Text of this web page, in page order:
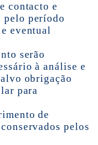
contacto e
pelo período
eventual
serão
à análise e
obrigação
para
de
pelos